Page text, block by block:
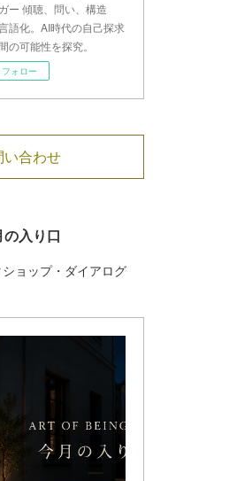
ー 傾聴、問い、構造
語化。AI時代の自己探求
の可能性を探究。
フォロー
い合わせ
の入り口
ョップ・ダイアログ